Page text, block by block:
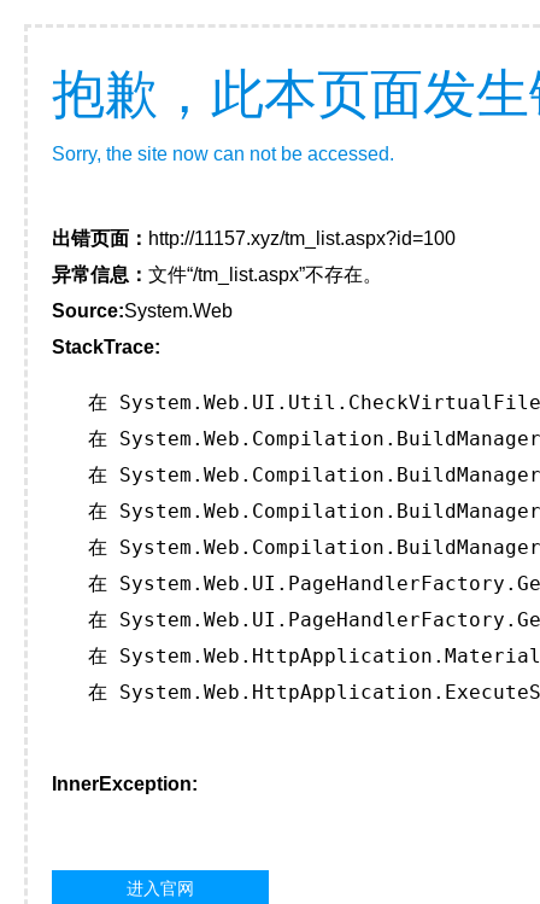
抱歉，此本页面发
Sorry, the site now can not be accessed.
出错页面： http://11157.xyz/tm_list.aspx?id=100
异常信息： 文件“/tm_list.aspx”不存在。
Source:System.Web
StackTrace:
在
在
在
在
在
在
在
在
在
InnerException:
进入官网